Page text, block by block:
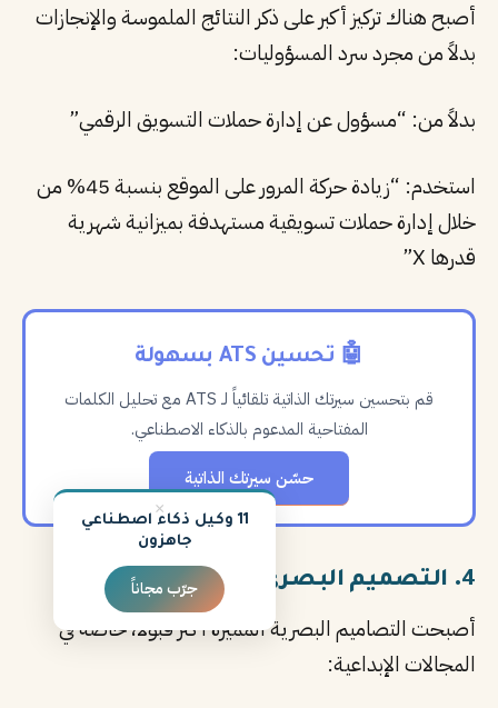
أصبح هناك تركيز أكبر على ذكر النتائج الملموسة والإنجازات
بدلاً من مجرد سرد المسؤوليات:
بدلاً من: “مسؤول عن إدارة حملات التسويق الرقمي”
استخدم: “زيادة حركة المرور على الموقع بنسبة 45% من
خلال إدارة حملات تسويقية مستهدفة بميزانية شهرية
قدرها X”
🤖 تحسين ATS بسهولة
قم بتحسين سيرتك الذاتية تلقائياً لـ ATS مع تحليل الكلمات
المفتاحية المدعوم بالذكاء الاصطناعي.
حسّن سيرتك الذاتية
4. التصميم البصري المميز
أصبحت التصاميم البصرية المميزة أكثر قبولاً، خاصة في
المجالات الإبداعية:
×
11 وكيل ذكاء اصطناعي
جاهزون
جرّب مجاناً